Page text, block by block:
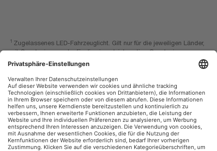
1 Zugelassenes LED-Fahrzeuglicht. Gilt nur für die jeweiligen Länder,
mit Genehmigung oder für die eine gleichwertige Genehmigung
Anwendung findet sowie die derzeit in der Kompatibilitätsliste
aufgeführten Fahrzeugmodelle und Lichtfunktionen. Weitere
Einzelheiten findest duhier. .
OSRAM Automotive im Social Web